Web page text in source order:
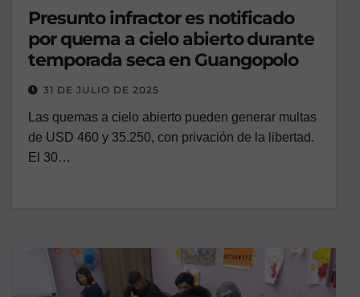
Presunto infractor es notificado
por quema a cielo abierto durante
temporada seca en Guangopolo
31 DE JULIO DE 2025
Las quemas a cielo abierto pueden generar multas
de USD 460 y 35.250, con privación de la libertad.
El 30…